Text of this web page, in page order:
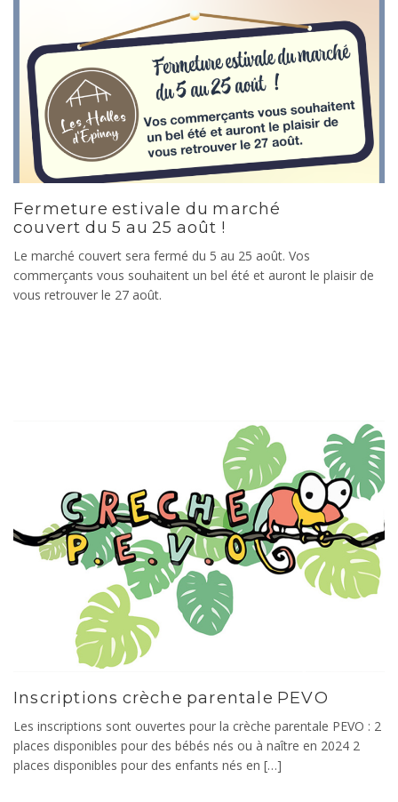
Fermeture estivale du marché
couvert du 5 au 25 août !
Le marché couvert sera fermé du 5 au 25 août. Vos
commerçants vous souhaitent un bel été et auront le plaisir de
vous retrouver le 27 août.
Inscriptions crèche parentale PEVO
Les inscriptions sont ouvertes pour la crèche parentale PEVO : 2
places disponibles pour des bébés nés ou à naître en 2024 2
places disponibles pour des enfants nés en […]